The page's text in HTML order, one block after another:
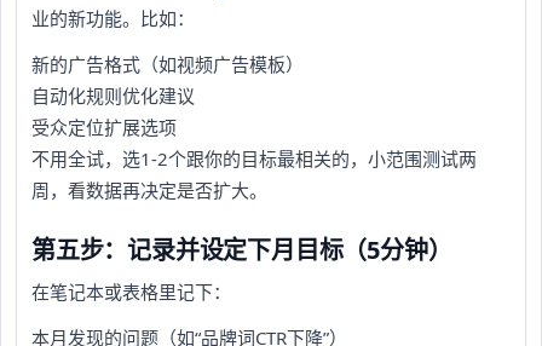
业的新功能。比如：
新的广告格式（如视频广告模板）
自动化规则优化建议
受众定位扩展选项
不用全试，选1-2个跟你的目标最相关的，小范围测试两
周，看数据再决定是否扩大。
第五步：记录并设定下月目标（5分钟）
在笔记本或表格里记下：
本月发现的问题（如“品牌词CTR下降”）